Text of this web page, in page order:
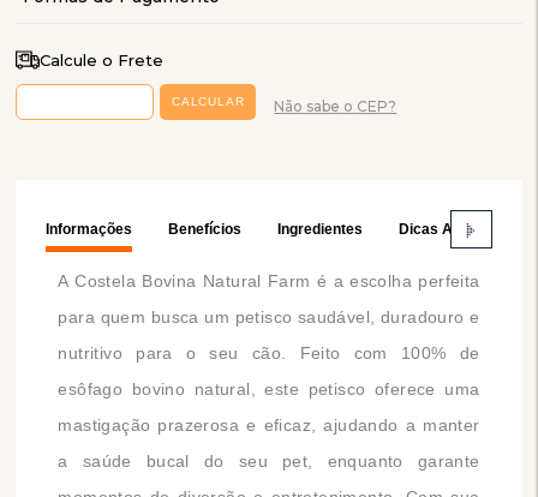
Calcule o Frete
Não sabe o CEP?
Informações Benefícios Ingredientes Dicas Amaro's
A Costela Bovina Natural Farm é a escolha perfeita
para quem busca um petisco saudável, duradouro e
nutritivo para o seu cão. Feito com 100% de
esôfago bovino natural, este petisco oferece uma
mastigação prazerosa e eficaz, ajudando a manter
a saúde bucal do seu pet, enquanto garante